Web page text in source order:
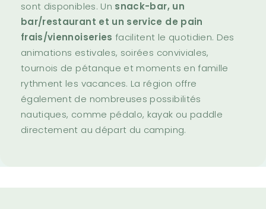
sont disponibles. Un snack-bar, un
bar/restaurant et un service de pain
frais/viennoiseries facilitent le quotidien. Des
animations estivales, soirées conviviales,
tournois de pétanque et moments en famille
rythment les vacances. La région offre
également de nombreuses possibilités
nautiques, comme pédalo, kayak ou paddle
directement au départ du camping.